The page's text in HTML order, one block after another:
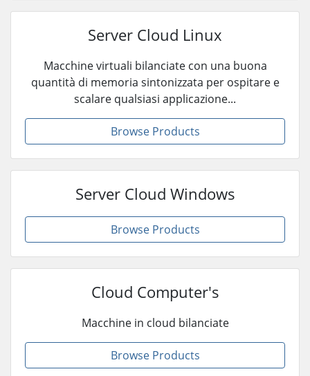
Server Cloud Linux
Macchine virtuali bilanciate con una buona
quantità di memoria sintonizzata per ospitare e
scalare qualsiasi applicazione...
Browse Products
Server Cloud Windows
Browse Products
Cloud Computer's
Macchine in cloud bilanciate
Browse Products